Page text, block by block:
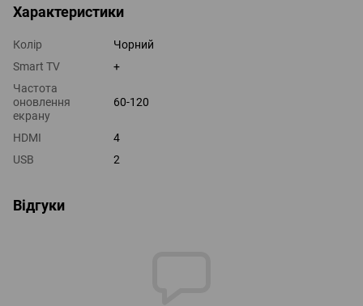
Характеристики
Колір
Чорний
Smart TV
+
Частота
оновлення
екрану
60-120
HDMI
4
USB
2
Відгуки